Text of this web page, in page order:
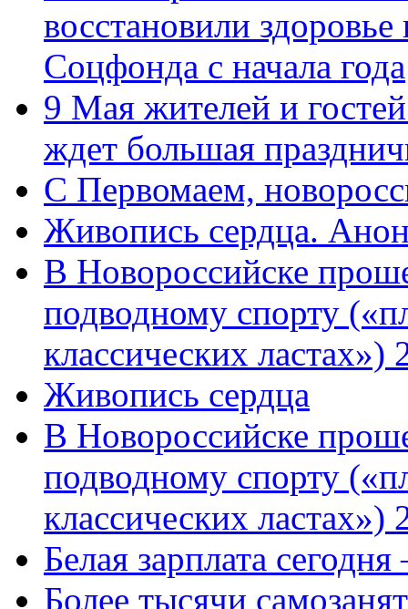
восстановили
Соцфонда с начала года
9 Мая жителей и
ждет большая
C Первомаем,
Живопись сердца.
В Новороссийске
подводному спорту
классических
Живопись сердца
В Новороссийске
подводному спорту
классических ластах»)
Белая зарплата
Более тысячи